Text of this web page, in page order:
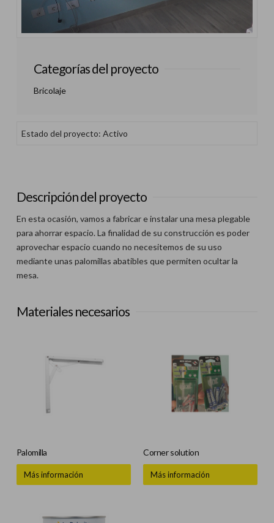
Categorías del proyecto
Bricolaje
Estado del proyecto: Activo
Descripción del proyecto
En esta ocasión, vamos a fabricar e instalar una mesa plegable
para ahorrar espacio. La finalidad de su construcción es poder
aprovechar espacio cuando no necesitemos de su uso
mediante unas palomillas abatibles que permiten ocultar la
mesa.
Materiales necesarios
Palomilla
Más información
Corner solution
Más información